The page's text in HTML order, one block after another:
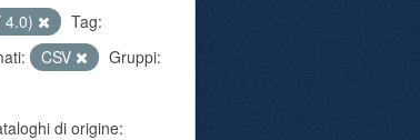
4.0)
Tag:
CSV
Gruppi:
di origine: